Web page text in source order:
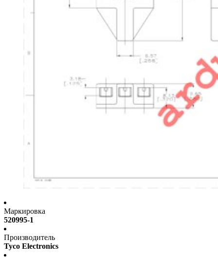
Маркировка
520995-1
Производитель
Tyco Electronics